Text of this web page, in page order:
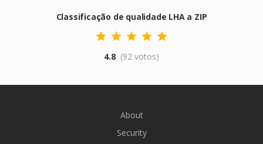
Classificação de qualidade LHA a ZIP
4.8 (92 votos)
About
Security